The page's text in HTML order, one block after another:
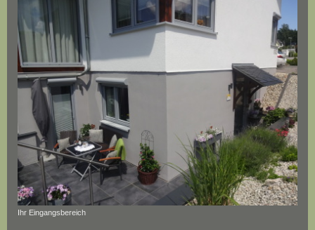
Ihr Eingangsbereich